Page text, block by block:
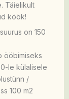
Täielikult
köök!
on 150
ööbimiseks
le külalisele
/
100 m2